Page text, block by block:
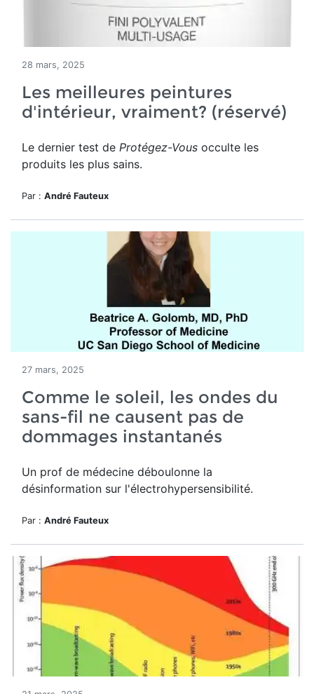
28 mars, 2025
Les meilleures peintures
d'intérieur, vraiment? (réservé)
Le dernier test de Protégez-Vous occulte les
produits les plus sains.
Par : André Fauteux
27 mars, 2025
Comme le soleil, les ondes du
sans-fil ne causent pas de
dommages instantanés
Un prof de médecine déboulonne la
désinformation sur l'électrohypersensibilité.
Par : André Fauteux